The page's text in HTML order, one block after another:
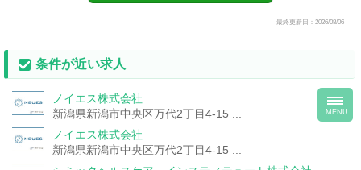
最終更新日：2026/08/06
条件が近い求人
ノイエス株式会社
新潟県新潟市中央区万代2丁目4-15 ...
ノイエス株式会社
新潟県新潟市中央区万代2丁目4-15 ...
MENU